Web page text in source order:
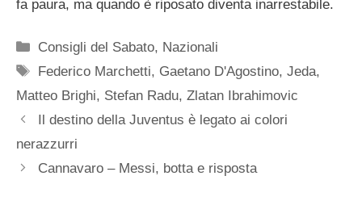
fa paura, ma quando è riposato diventa inarrestabile.
Categorie
Consigli del Sabato, Nazionali
Tag
Federico Marchetti, Gaetano D'Agostino,Jeda,
Matteo Brighi, Stefan Radu, Zlatan Ibrahimovic
Il destino della Juventus è legato ai colori
nerazzurri
Cannavaro – Messi, botta e risposta